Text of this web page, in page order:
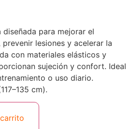
para mejorar el
lesiones y acelerar la
con materiales elásticos y
sujeción y confort. Ideal
o uso diario.
cm).